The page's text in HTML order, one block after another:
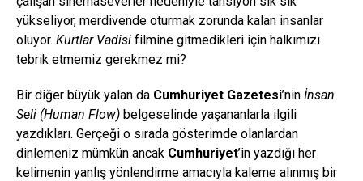
yükseliyor, merdivende oturmak zorunda kalan insanlar
oluyor. Kurtlar Vadisi filmine gitmedikleri için halkımızı
tebrik etmemiz gerekmez mi?
Bir diğer büyük yalan da Cumhuriyet Gazetesi’nin İnsan
Seli (Human Flow) belgeselinde yaşananlarla ilgili
yazdıkları. Gerçeği o sırada gösterimde olanlardan
dinlemeniz mümkün ancak Cumhuriyet’in yazdığı her
kelimenin yanlış yönlendirme amacıyla kaleme alınmış bir